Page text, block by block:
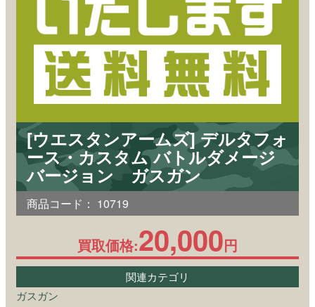
[ウエスタンアームズ] デルタフォ
ース・カスタム バトルダメージ
バージョン ガスガン
商品コード： 10719
買取価格:20,000円
関連カテゴリ
ガスガン